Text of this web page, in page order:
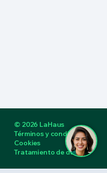
© 2026 LaHaus
Términos y condiciones
Cookies
Tratamiento de datos